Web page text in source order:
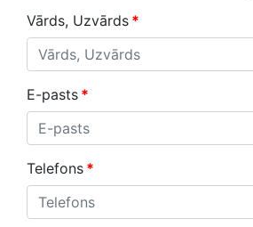
Vārds, Uzvārds *
E-pasts *
Telefons *